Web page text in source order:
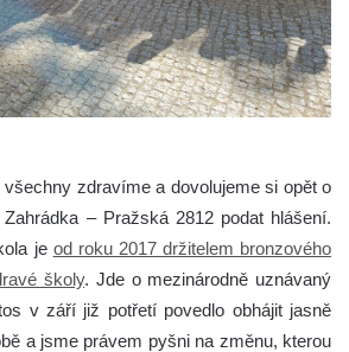
zdravíme a dovolujeme si opět o
– Pražská 2812 podat hlášení.
je od roku 2017 držitelem bronzového
školy. Jde o mezinárodně uznávaný
v září již potřetí povedlo obhájit jasně
a jsme právem pyšni na změnu, kterou